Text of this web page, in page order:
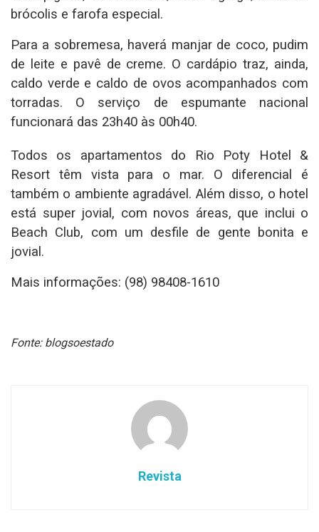
brócolis e farofa especial.
Para a sobremesa, haverá manjar de coco, pudim
de leite e pavê de creme. O cardápio traz, ainda,
caldo verde e caldo de ovos acompanhados com
torradas. O serviço de espumante nacional
funcionará das 23h40 às 00h40.
Todos os apartamentos do Rio Poty Hotel &
Resort têm vista para o mar. O diferencial é
também o ambiente agradável. Além disso, o hotel
está super jovial, com novos áreas, que inclui o
Beach Club, com um desfile de gente bonita e
jovial.
Mais informações: (98) 98408-1610
Fonte: blogsoestado
Revista